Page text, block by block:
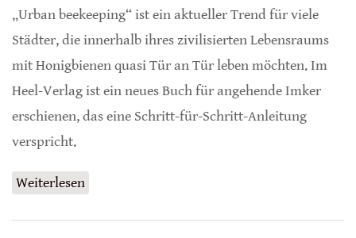
„Urban beekeeping“ ist ein aktueller Trend für viele
Städter, die innerhalb ihres zivilisierten Lebensraums
mit Honigbienen quasi Tür an Tür leben möchten. Im
Heel-Verlag ist ein neues Buch für angehende Imker
erschienen, das eine Schritt-für-Schritt-Anleitung
verspricht.
Weiterlesen